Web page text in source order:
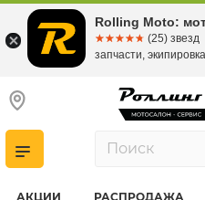
АКЦИИ РАСПРОДАЖА
Rolling Moto:
☆☆☆☆☆
★★★★★ (25) звезд
запчасти, экипировка